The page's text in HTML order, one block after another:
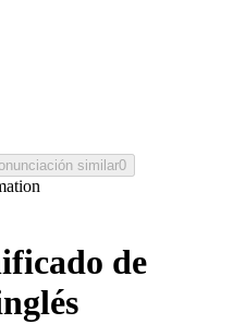
similar0
de